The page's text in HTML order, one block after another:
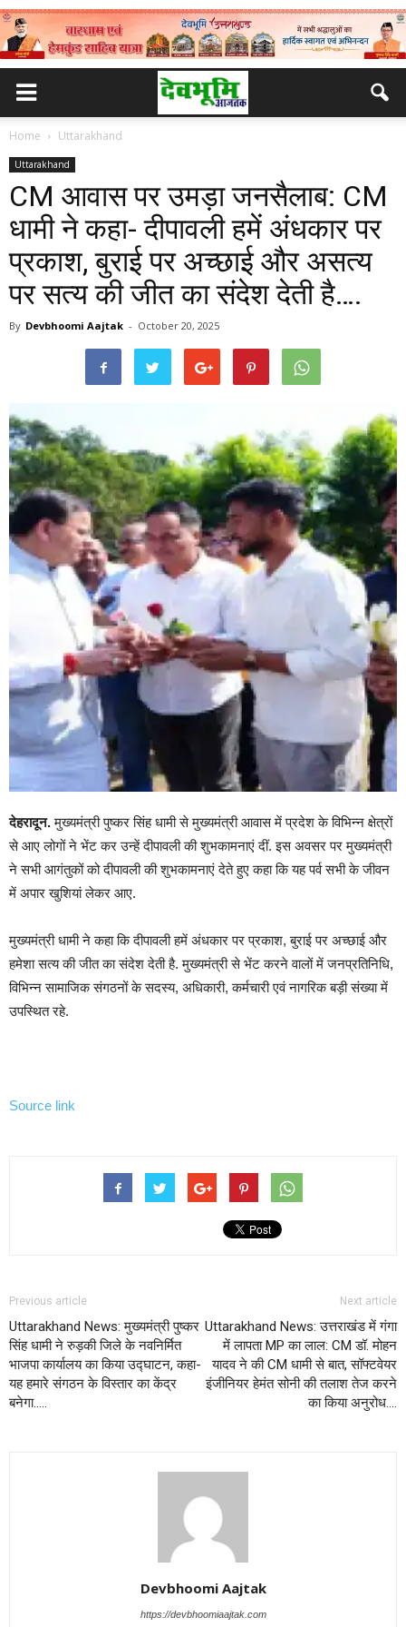
Home Uttarakhand
Uttarakhand
CM आवास पर उमड़ा जनसैलाब: CM
धामी ने कहा- दीपावली हमें अंधकार पर
प्रकाश, बुराई पर अच्छाई और असत्य
पर सत्य की जीत का संदेश देती है….
By Devbhoomi Aajtak - October 20, 2025
देहरादून.मुख्यमंत्री पुष्कर सिंह धामी से मुख्यमंत्री आवास में प्रदेश के विभिन्न क्षेत्रों
से आए लोगों ने भेंट कर उन्हें दीपावली की शुभकामनाएं दीं. इस अवसर पर मुख्यमंत्री
ने सभी आगंतुकों को दीपावली की शुभकामनाएं देते हुए कहा कि यह पर्व सभी के जीवन
में अपार खुशियां लेकर आए.
मुख्यमंत्री धामी ने कहा कि दीपावली हमें अंधकार पर प्रकाश, बुराई पर अच्छाई और
हमेशा सत्य की जीत का संदेश देती है. मुख्यमंत्री से भेंट करने वालों में जनप्रतिनिधि,
विभिन्न सामाजिक संगठनों के सदस्य, अधिकारी, कर्मचारी एवं नागरिक बड़ी संख्या में
उपस्थित रहे.
Source link
Previous article
Uttarakhand News: मुख्यमंत्री पुष्कर
सिंह धामी ने रुड़की जिले के नवनिर्मित
भाजपा कार्यालय का किया उद्घाटन, कहा-
यह हमारे संगठन के विस्तार का केंद्र
बनेगा…..
Next article
Uttarakhand News: उत्तराखंड में गंगा
में लापता MP का लाल: CM डॉ. मोहन
यादव ने की CM धामी से बात, सॉफ्टवेयर
इंजीनियर हेमंत सोनी की तलाश तेज करने
का किया अनुरोध….
Devbhoomi Aajtak
https://devbhoomiaajtak.com